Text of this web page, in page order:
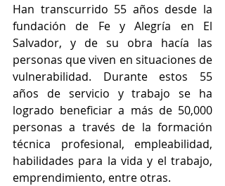
Han transcurrido 55 años desde la
fundación de Fe y Alegría en El
Salvador, y de su obra hacía las
personas que viven en situaciones de
vulnerabilidad. Durante estos 55
años de servicio y trabajo se ha
logrado beneficiar a más de 50,000
personas a través de la formación
técnica profesional, empleabilidad,
habilidades para la vida y el trabajo,
emprendimiento, entre otras.